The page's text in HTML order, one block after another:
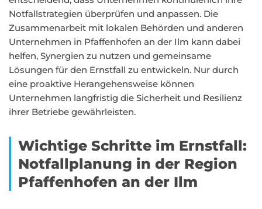
Notfallstrategien überprüfen und anpassen. Die
Zusammenarbeit mit lokalen Behörden und anderen
Unternehmen in Pfaffenhofen an der Ilm kann dabei
helfen, Synergien zu nutzen und gemeinsame
Lösungen für den Ernstfall zu entwickeln. Nur durch
eine proaktive Herangehensweise können
Unternehmen langfristig die Sicherheit und Resilienz
ihrer Betriebe gewährleisten.
Wichtige Schritte im Ernstfall:
Notfallplanung in der Region
Pfaffenhofen an der Ilm